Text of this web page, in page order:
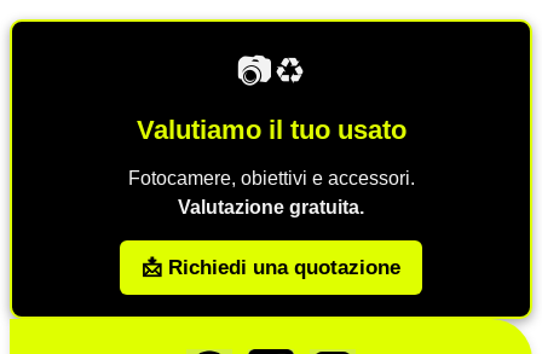
📷♻️
Valutiamo il tuo usato
Fotocamere, obiettivi e accessori.
Valutazione gratuita.
📩 Richiedi una quotazione